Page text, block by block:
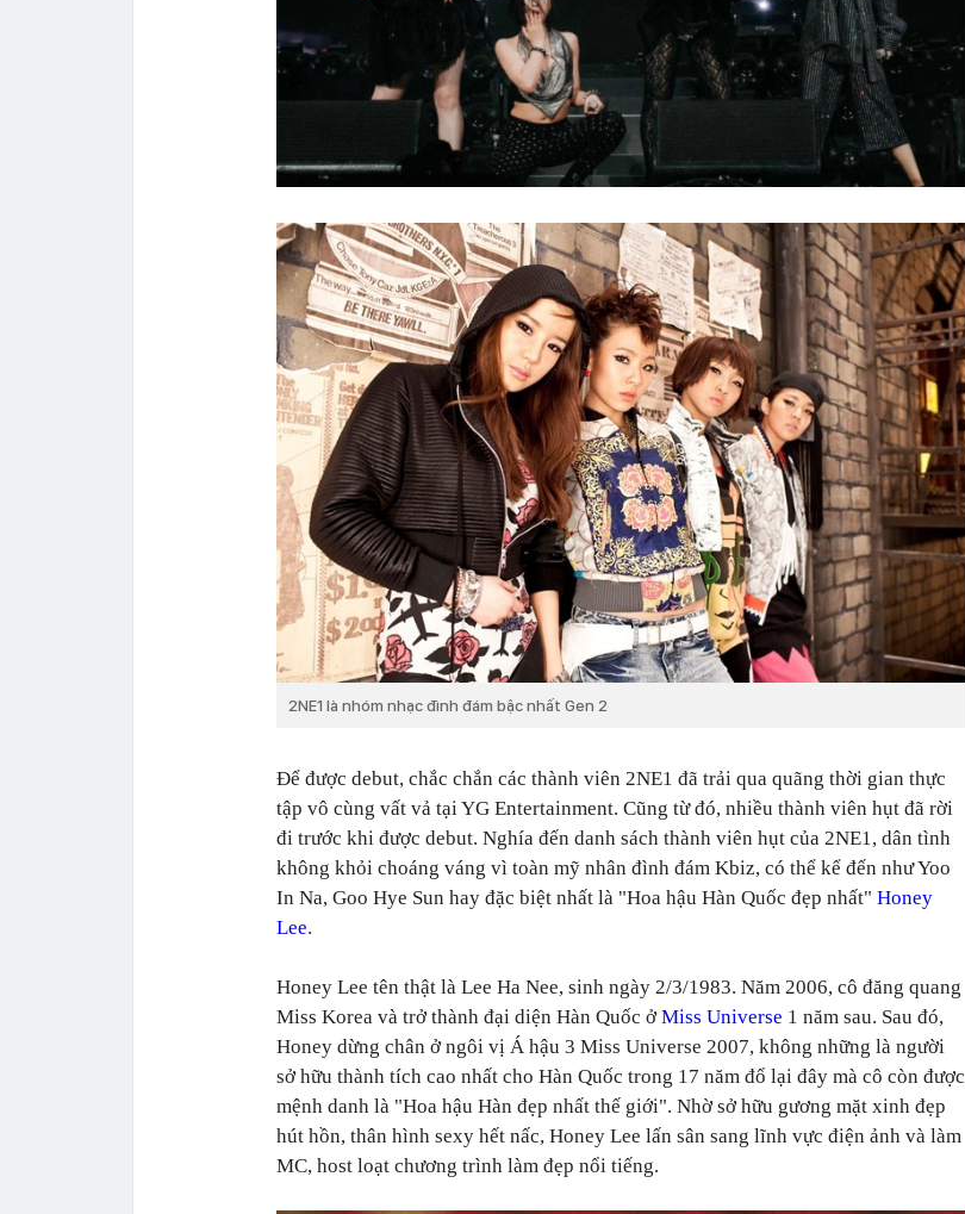
2NE1 là nhóm nhạc đình đám bậc nhất Gen 2
Để được debut, chắc chắn các thành viên 2NE1 đã trải qua quãng thời gian thực
tập vô cùng vất vả tại YG Entertainment. Cũng từ đó, nhiều thành viên hụt đã rời
đi trước khi được debut. Nghía đến danh sách thành viên hụt của 2NE1, dân tình
không khỏi choáng váng vì toàn mỹ nhân đình đám Kbiz, có thể kể đến như Yoo
In Na, Goo Hye Sun hay đặc biệt nhất là "Hoa hậu Hàn Quốc đẹp nhất" Honey
Lee.
Honey Lee tên thật là Lee Ha Nee, sinh ngày 2/3/1983. Năm 2006, cô đăng quang
Miss Korea và trở thành đại diện Hàn Quốc ởMiss Universe 1 năm sau. Sau đó,
Honey dừng chân ở ngôi vị Á hậu 3 Miss Universe 2007, không những là người
sở hữu thành tích cao nhất cho Hàn Quốc trong 17 năm đổ lại đây mà cô còn được
mệnh danh là "Hoa hậu Hàn đẹp nhất thế giới". Nhờ sở hữu gương mặt xinh đẹp
hút hồn, thân hình sexy hết nấc, Honey Lee lấn sân sang lĩnh vực điện ảnh và làm
MC, host loạt chương trình làm đẹp nổi tiếng.